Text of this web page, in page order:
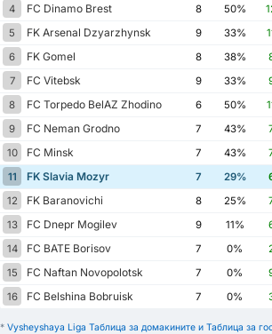
4
FC Dinamo Brest 8 50%
5
FK Arsenal Dzyarzhynsk 9 33%
6
FK Gomel 8 38%
7
FC Vitebsk 9 33%
8
FC Torpedo BelAZ Zhodino 6 50%
9
FC Neman Grodno 7 43%
10
FC Minsk 7 43%
11
FK Slavia Mozyr 7 29%
12
FK Baranovichi 8 25%
13
FC Dnepr Mogilev 9 11%
14
FC BATE Borisov 7 0%
15
FC Naftan Novopolotsk 7 0%
16
FC Belshina Bobruisk 7 0%
* Vysheyshaya Liga Таблица за домакините и Таблица за